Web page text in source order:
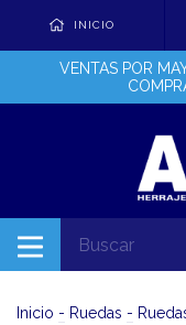
INICIO
VENTAS POR
Inicio - Ruedas -